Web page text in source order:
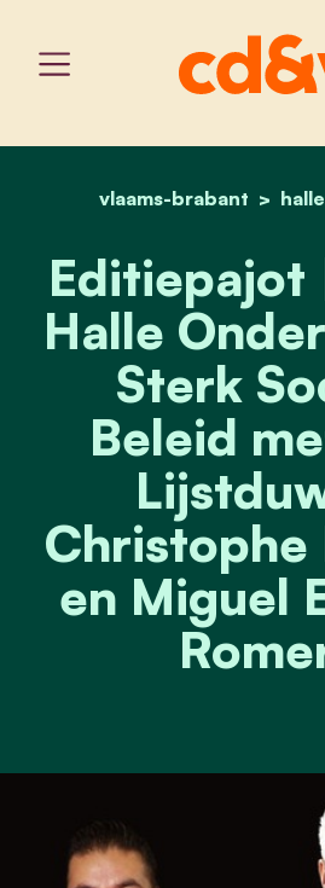
home
vlaams-brabant halle
Editiepajot
Halle
Sterk
Beleid
Christophe
en Miguel